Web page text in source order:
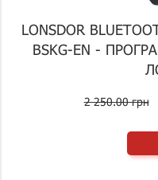
LONSDOR
BSKG-EN -
2 250.00 грн